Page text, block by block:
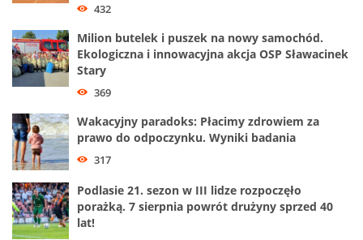
432
Milion butelek i puszek na nowy samochód.
Ekologiczna i innowacyjna akcja OSP Sławacinek
Stary
369
Wakacyjny paradoks: Płacimy zdrowiem za
prawo do odpoczynku. Wyniki badania
317
Podlasie 21. sezon w III lidze rozpoczęło
porażką. 7 sierpnia powrót drużyny sprzed 40
lat!